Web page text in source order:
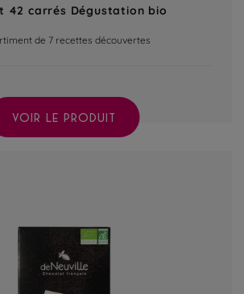
42 carrés Dégustation bio
de 7 recettes découvertes
VOIR LE PRODUIT